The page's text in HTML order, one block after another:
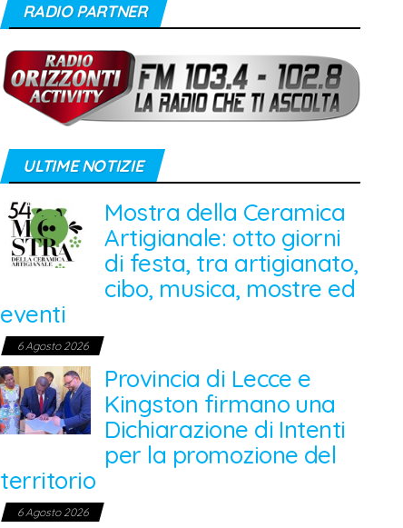
RADIO PARTNER
ULTIME NOTIZIE
Mostra della Ceramica
Artigianale: otto giorni
di festa, tra artigianato,
cibo, musica, mostre ed
eventi
6 Agosto 2026
Provincia di Lecce e
Kingston firmano una
Dichiarazione di Intenti
per la promozione del
territorio
6 Agosto 2026